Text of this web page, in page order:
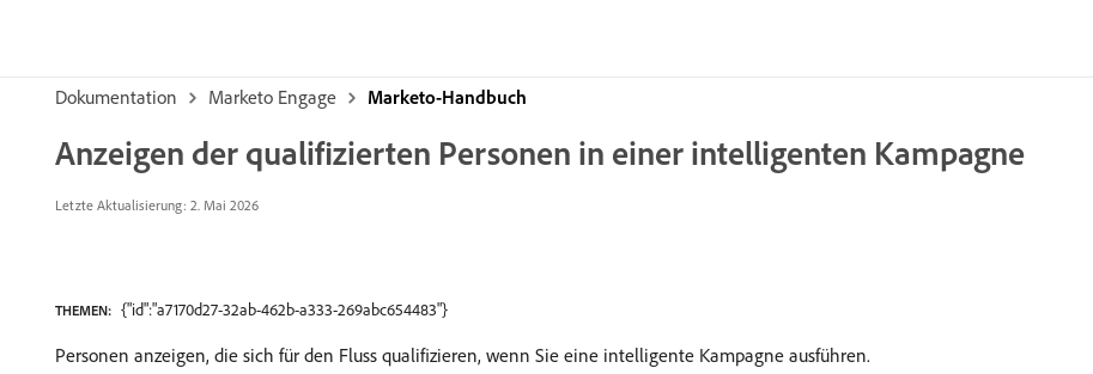
Dokumentation Marketo Engage Marketo-Handbuch
Anzeigen der qualifizierten Personen in einer intelligenten Kampagne
Letzte Aktualisierung: 2. Mai 2026
THEMEN: {"id":"a7170d27-32ab-462b-a333-269abc654483"}
Personen anzeigen, die sich für den Fluss qualifizieren, wenn Sie eine intelligente Kampagne ausführen.